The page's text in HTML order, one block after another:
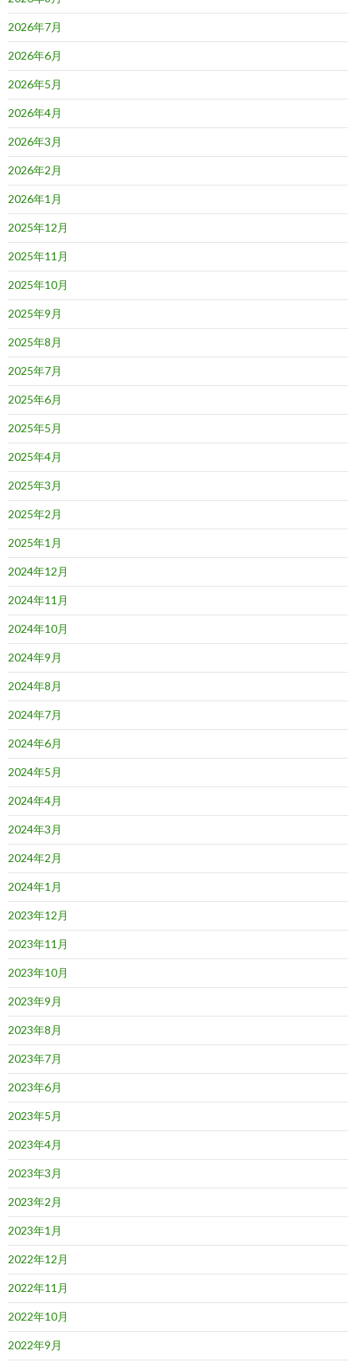
2026年7月
2026年6月
2026年5月
2026年4月
2026年3月
2026年2月
2026年1月
2025年12月
2025年11月
2025年10月
2025年9月
2025年8月
2025年7月
2025年6月
2025年5月
2025年4月
2025年3月
2025年2月
2025年1月
2024年12月
2024年11月
2024年10月
2024年9月
2024年8月
2024年7月
2024年6月
2024年5月
2024年4月
2024年3月
2024年2月
2024年1月
2023年12月
2023年11月
2023年10月
2023年9月
2023年8月
2023年7月
2023年6月
2023年5月
2023年4月
2023年3月
2023年2月
2023年1月
2022年12月
2022年11月
2022年10月
2022年9月